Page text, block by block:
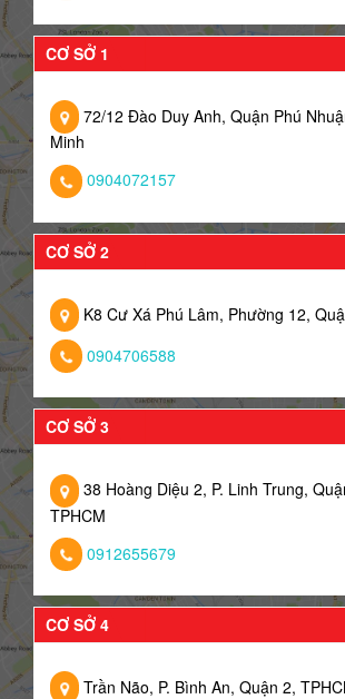
CƠ SỞ 1
72/12 Đào Duy Anh, Quận Phú
Minh
0904072157
CƠ SỞ 2
K8 Cư Xá Phú Lâm, Phường 12,
0904706588
CƠ SỞ 3
38 Hoàng Diệu 2, P. Linh Trung,
TPHCM
0912655679
CƠ SỞ 4
Trần Não, P. Bình An, Quận 2,